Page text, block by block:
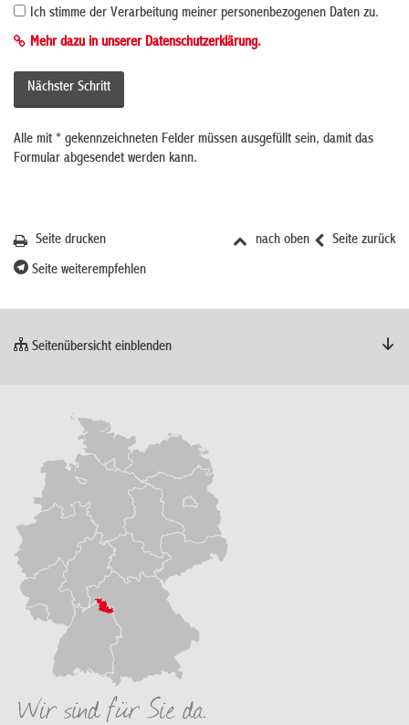
Ich stimme der Verarbeitung meiner personenbezogenen Daten zu.
Mehr dazu in unserer Datenschutzerklärung.
Alle mit * gekennzeichneten Felder müssen ausgefüllt sein, damit das
Formular abgesendet werden kann.
Seite zurück
nach oben
Seite drucken
Seite weiterempfehlen
Seitenübersicht einblenden